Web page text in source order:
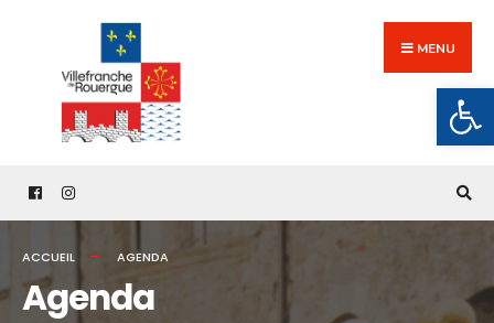
content
MENU
ACCUEIL AGENDA
Agenda